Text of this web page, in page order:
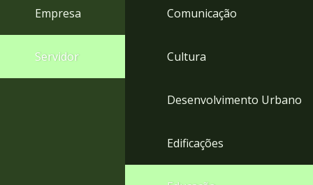
menu
para
Empresa
Servidor
Comunicação
Cultura
Desenvolvimento Urbano
Edificações